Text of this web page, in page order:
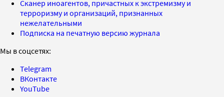
Сканер иноагентов, причастных к экстремизму и
терроризму и организаций, признанных
нежелательными
Подписка на печатную версию журнала
Мы в соцсетях:
Telegram
ВКонтакте
YouTube